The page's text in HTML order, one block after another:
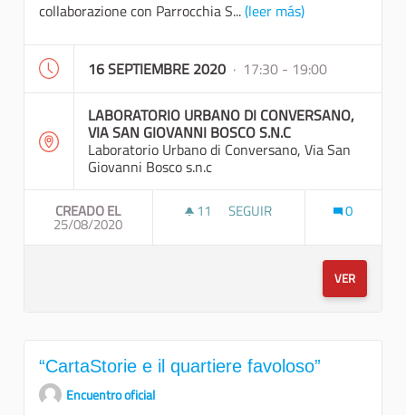
collaborazione con Parrocchia S...(leer más)
16 SEPTIEMBRE 2020 · 17:30 - 19:00
LABORATORIO URBANO DI CONVERSANO,
VIA SAN GIOVANNI BOSCO S.N.C
Laboratorio Urbano di Conversano, Via San
Giovanni Bosco s.n.c
CREADO EL
25/08/2020
11 11 SEGUIDORAS
SEGUIR 0
VER
“CartaStorie e il quartiere favoloso”
Encuentro oficial